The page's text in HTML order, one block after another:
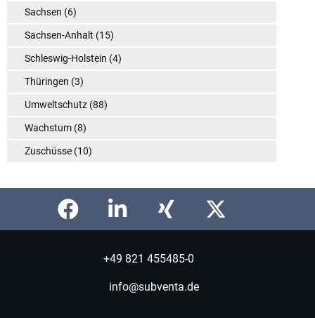
Sachsen (6)
Sachsen-Anhalt (15)
Schleswig-Holstein (4)
Thüringen (3)
Umweltschutz (88)
Wachstum (8)
Zuschüsse (10)
+49 821 455485-0
info@subventa.de